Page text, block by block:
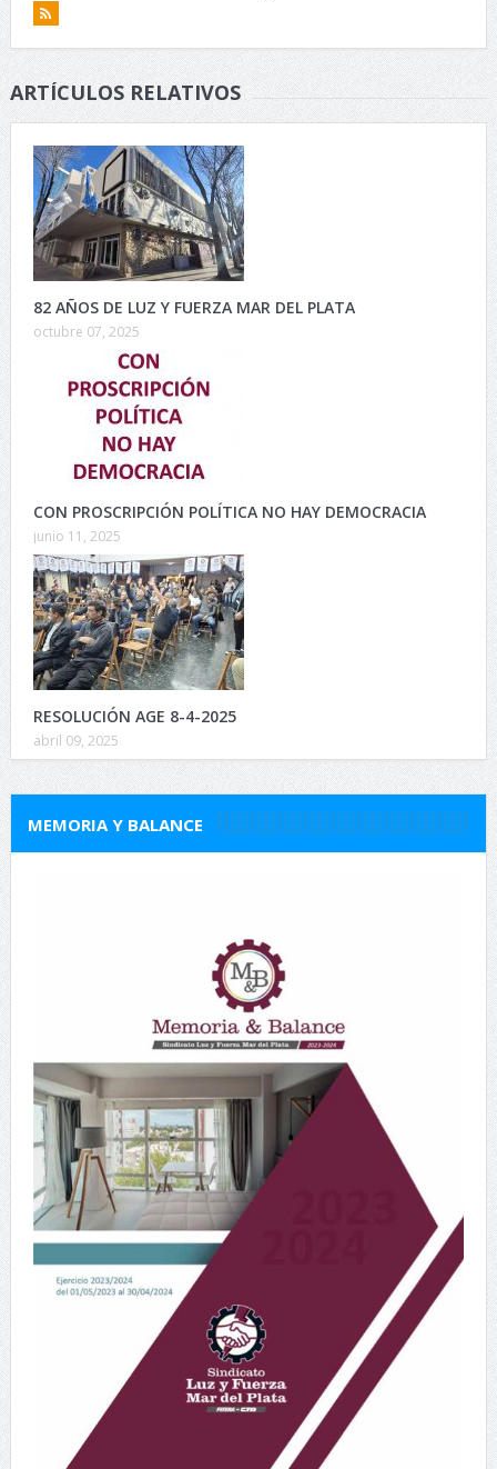
ARTÍCULOS RELATIVOS
82 AÑOS DE LUZ Y FUERZA MAR DEL PLATA
octubre 07, 2025
CON PROSCRIPCIÓN POLÍTICA NO HAY DEMOCRACIA
junio 11, 2025
RESOLUCIÓN AGE 8-4-2025
abril 09, 2025
MEMORIA Y BALANCE